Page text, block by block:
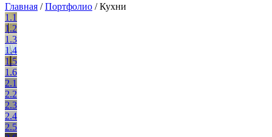
Главная /Портфолио /Кухни
1.1
1.2
1.3
1.4
1.5
1.6
2.1
2.2
2.3
2.4
2.5